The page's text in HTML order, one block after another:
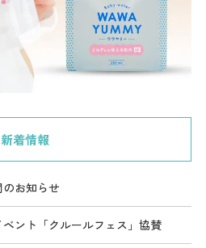
新着情報
お知らせ
ント「クルールフェス」協賛